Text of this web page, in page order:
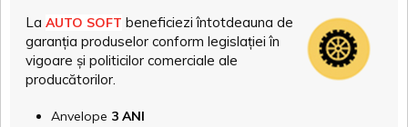
La AUTO SOFT beneficiezi întotdeauna de
garanția produselor conform legislației în
vigoare și politicilor comerciale ale
producătorilor.
Anvelope 3 ANI